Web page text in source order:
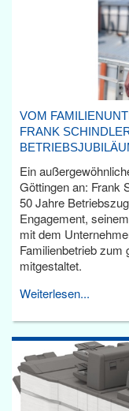
VOM
FRANK
Ein
Göttingen an: Frank
50 Jahre
Engagement,
mit dem
Familienbetrieb zum
mitgestaltet.
Weiterlesen...